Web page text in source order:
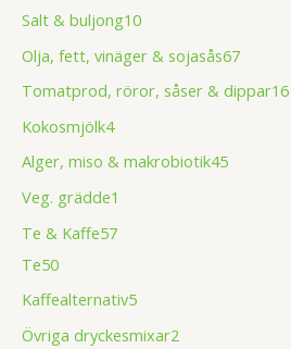
Salt & buljong10
Olja, fett, vinäger & sojasås67
Tomatprod, röror, såser & dippar16
Kokosmjölk4
Alger, miso & makrobiotik45
Veg. grädde1
Te & Kaffe57
Te50
Kaffealternativ5
Övriga dryckesmixar2